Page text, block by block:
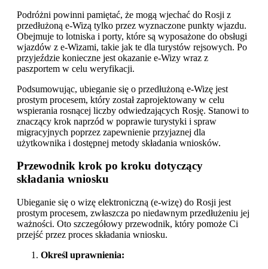
Podróżni powinni pamiętać, że mogą wjechać do Rosji z
przedłużoną e-Wizą tylko przez wyznaczone punkty wjazdu.
Obejmuje to lotniska i porty, które są wyposażone do obsługi
wjazdów z e-Wizami, takie jak te dla turystów rejsowych. Po
przyjeździe konieczne jest okazanie e-Wizy wraz z
paszportem w celu weryfikacji.
Podsumowując, ubieganie się o przedłużoną e-Wizę jest
prostym procesem, który został zaprojektowany w celu
wspierania rosnącej liczby odwiedzających Rosję. Stanowi to
znaczący krok naprzód w poprawie turystyki i spraw
migracyjnych poprzez zapewnienie przyjaznej dla
użytkownika i dostępnej metody składania wniosków.
Przewodnik krok po kroku dotyczący
składania wniosku
Ubieganie się o wizę elektroniczną (e-wizę) do Rosji jest
prostym procesem, zwłaszcza po niedawnym przedłużeniu jej
ważności. Oto szczegółowy przewodnik, który pomoże Ci
przejść przez proces składania wniosku.
Określ uprawnienia: